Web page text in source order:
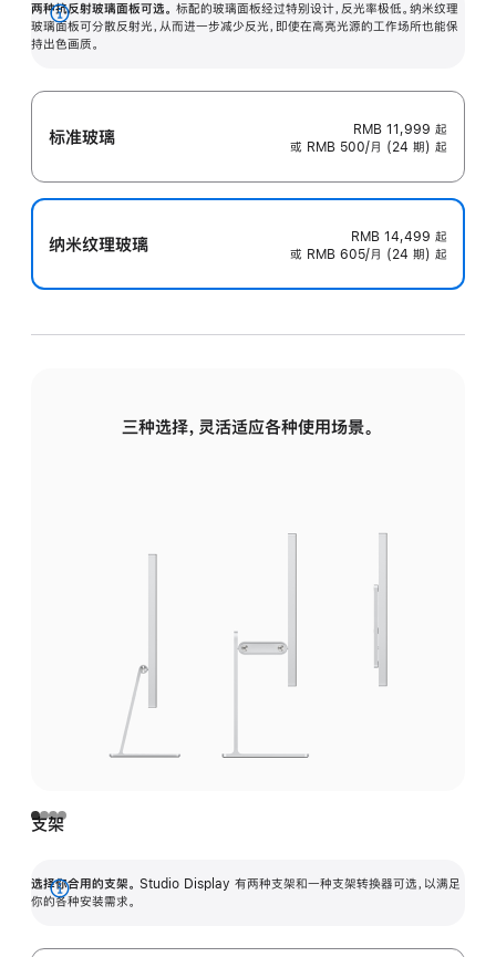
两种抗反射玻璃面板可选。 标配的玻璃面板经过特别设计，反光率极低。纳米纹理
玻璃面板可分散反射光，从而进一步减少反光，即使在高亮光源的工作场所也能保
持出色画质。
展
开
标准玻璃 RMB 11,999 起
或 RMB 500/月 (24 期) 起
纳米纹理玻璃 RMB 14,499 起
或 RMB 605/月 (24 期) 起
三种选择，灵活适应各种使用场景。
支架
选择你合用的支架。 Studio Display 有两种支架和一种支架转换器可选，以满足
你的各种安装需求。
展